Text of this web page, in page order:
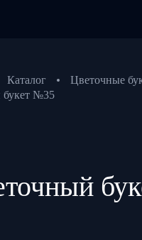
Каталог
Цветочные
№35